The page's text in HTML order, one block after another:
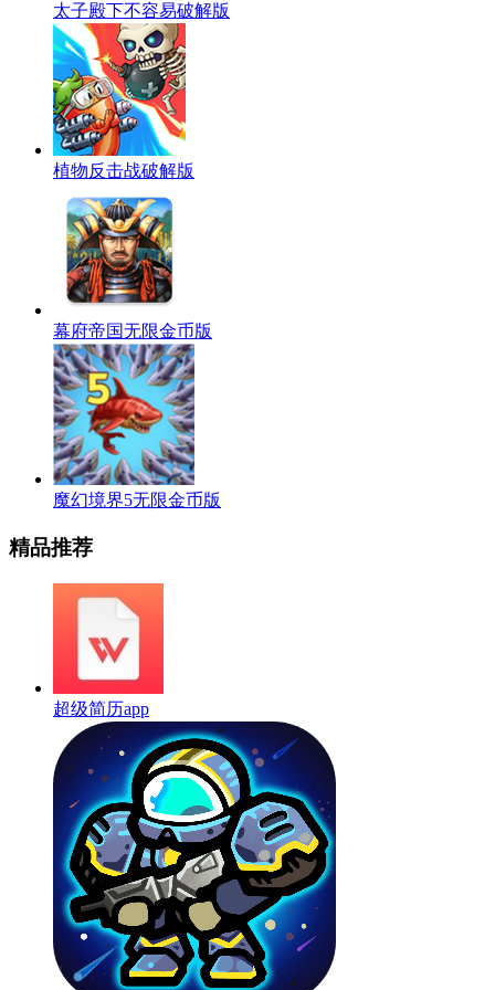
太子殿下不容易破解版
植物反击战破解版
幕府帝国无限金币版
魔幻境界5无限金币版
精品推荐
超级简历app